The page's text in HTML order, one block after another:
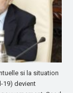
si la situation
19) devient